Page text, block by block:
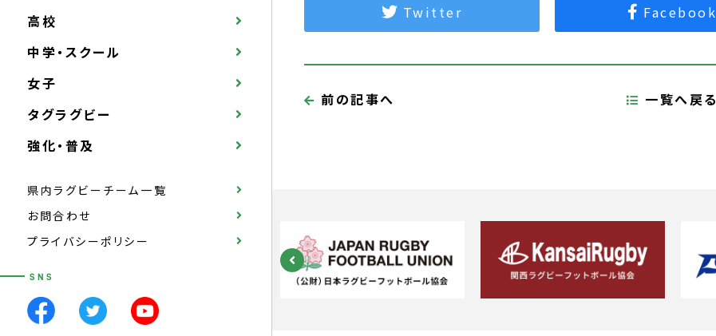
高校
中学・スクール
女子
タグラグビー
強化・普及
県内ラグビーチーム一覧
お問合わせ
プライバシーポリシー
SNS
Twitter Facebook
前の記事へ 一覧へ戻る